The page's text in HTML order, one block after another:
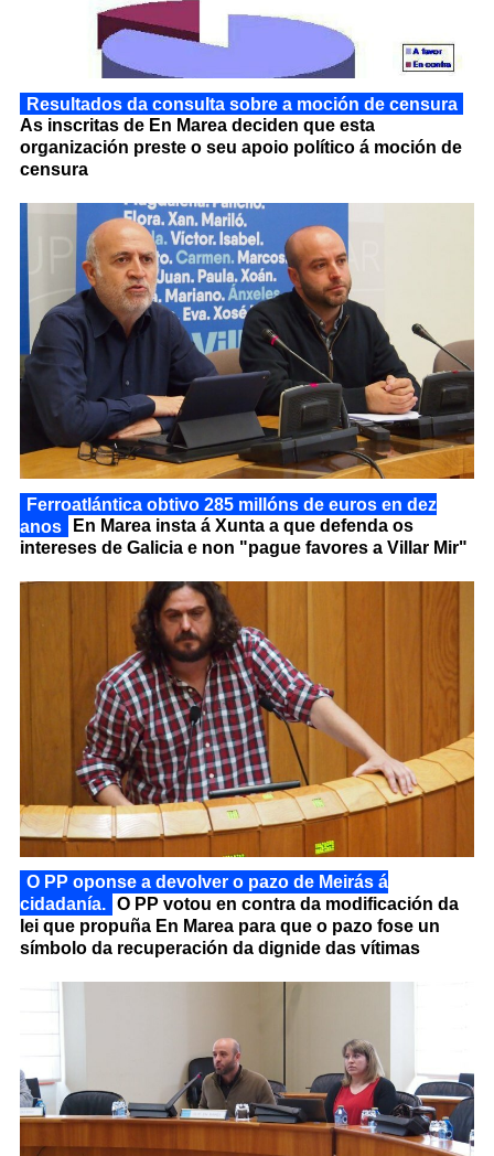
Resultados da consulta sobre a moción de censura
As inscritas de En Marea deciden que esta
organización preste o seu apoio político á moción de
censura
Ferroatlántica obtivo 285 millóns de euros en dez
anos
En Marea insta á Xunta a que defenda os
intereses de Galicia e non "pague favores a Villar Mir"
O PP oponse a devolver o pazo de Meirás á
cidadanía. O PP votou en contra da modificación da
lei que propuña En Marea para que o pazo fose un
símbolo da recuperación da dignide das vítimas